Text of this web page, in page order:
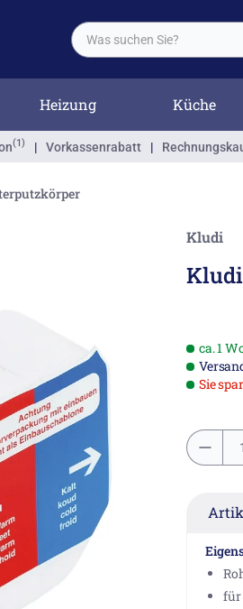
Heizung Küche
(1) | Vorkassenrabatt |
Kludi
ca. 1
Sie
für